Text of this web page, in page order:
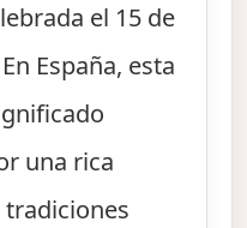
el 15 de
España, esta
una rica